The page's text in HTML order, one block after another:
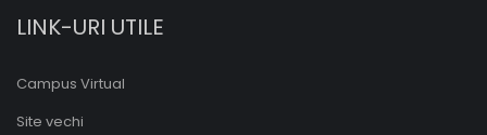
LINK-URI UTILE
Campus Virtual
Site vechi